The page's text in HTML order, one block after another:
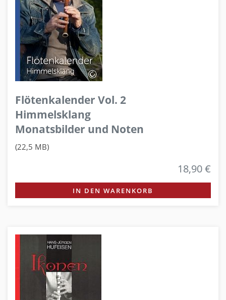
Flötenkalender Vol. 2
Himmelsklang
Monatsbilder und Noten
(22,5 MB)
18,90 €
IN DEN WARENKORB